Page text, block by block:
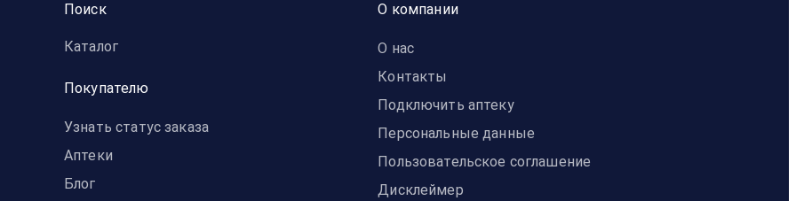
Поиск
Каталог
Покупателю
Узнать статус заказа
Аптеки
Блог
О компании
О нас
Контакты
Подключить аптеку
Персональные данные
Пользовательское соглашение
Дисклеймер